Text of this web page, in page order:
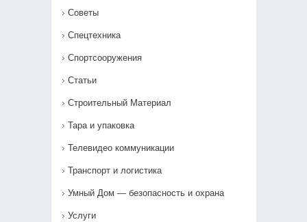
Советы
Спецтехника
Спортсооружения
Статьи
Строительный Материал
Тара и упаковка
Телевидео коммуникации
Транспорт и логистика
Умный Дом — безопасность и охрана
Услуги